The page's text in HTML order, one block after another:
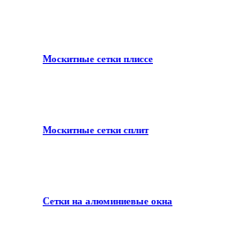
Москитные сетки плиссе
Москитные сетки сплит
Сетки на алюминиевые окна